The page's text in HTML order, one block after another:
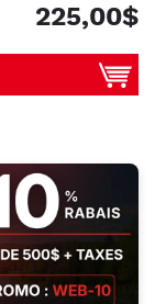
225,00$